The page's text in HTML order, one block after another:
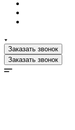
Заказать звонок
Заказать звонок